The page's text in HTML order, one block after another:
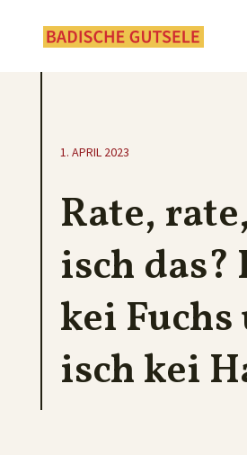
1. APRIL 2023
Rate,
isch das?
kei Fuchs
isch kei